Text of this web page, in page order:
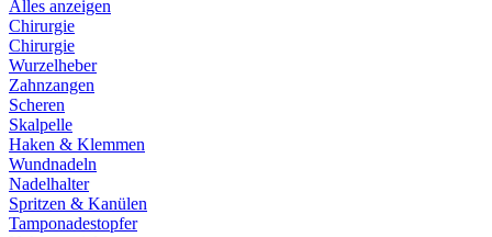
Alles anzeigen
Chirurgie
Chirurgie
Wurzelheber
Zahnzangen
Scheren
Skalpelle
Haken & Klemmen
Wundnadeln
Nadelhalter
Spritzen & Kanülen
Tamponadestopfer